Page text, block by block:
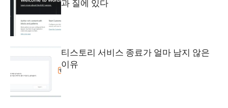
과 질에 있다
티스토리 서비스 종료가 얼마 남지 않은
이유